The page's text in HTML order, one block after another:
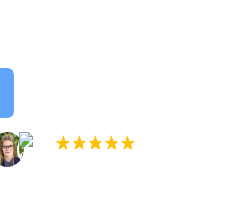
★★★★★(5,0)